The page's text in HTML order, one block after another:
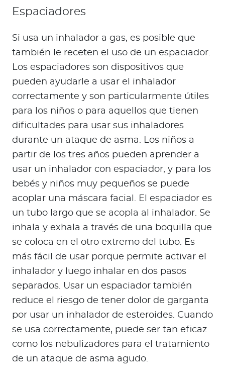
Espaciadores
Si usa un inhalador a gas, es posible que
también le receten el uso de un espaciador.
Los espaciadores son dispositivos que
pueden ayudarle a usar el inhalador
correctamente y son particularmente útiles
para los niños o para aquellos que tienen
dificultades para usar sus inhaladores
durante un ataque de asma. Los niños a
partir de los tres años pueden aprender a
usar un inhalador con espaciador, y para los
bebés y niños muy pequeños se puede
acoplar una máscara facial. El espaciador es
un tubo largo que se acopla al inhalador. Se
inhala y exhala a través de una boquilla que
se coloca en el otro extremo del tubo. Es
más fácil de usar porque permite activar el
inhalador y luego inhalar en dos pasos
separados. Usar un espaciador también
reduce el riesgo de tener dolor de garganta
por usar un inhalador de esteroides. Cuando
se usa correctamente, puede ser tan eficaz
como los nebulizadores para el tratamiento
de un ataque de asma agudo.